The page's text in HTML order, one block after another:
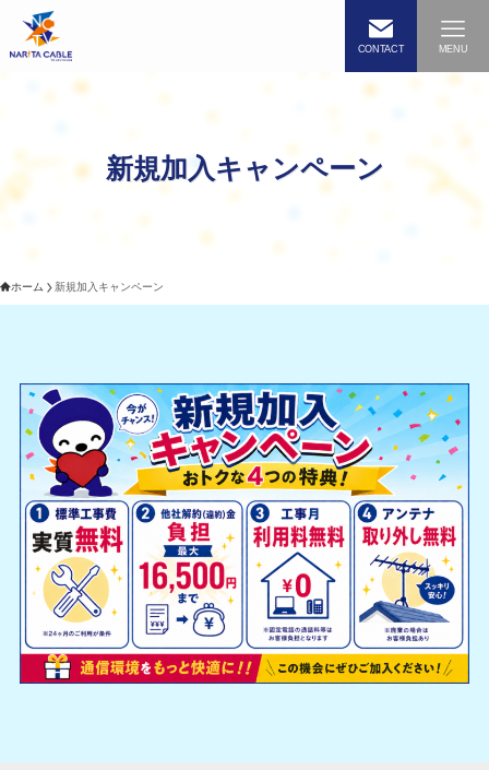
CONTACT MENU
新規加入キャンペーン
ホーム 新規加入キャンペーン